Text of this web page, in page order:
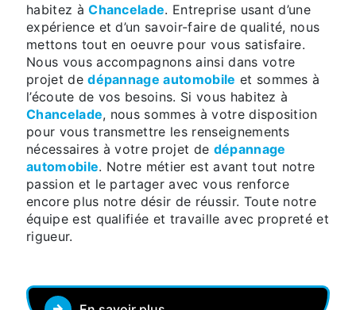
habitez àChancelade. Entreprise usant d’une
expérience et d’un savoir-faire de qualité, nous
mettons tout en oeuvre pour vous satisfaire.
Nous vous accompagnons ainsi dans votre
projet dedépannage automobile et sommes à
l’écoute de vos besoins. Si vous habitez à
Chancelade, nous sommes à votre disposition
pour vous transmettre les renseignements
nécessaires à votre projet de dépannage
automobile. Notre métier est avant tout notre
passion et le partager avec vous renforce
encore plus notre désir de réussir. Toute notre
équipe est qualifiée et travaille avec propreté et
rigueur.